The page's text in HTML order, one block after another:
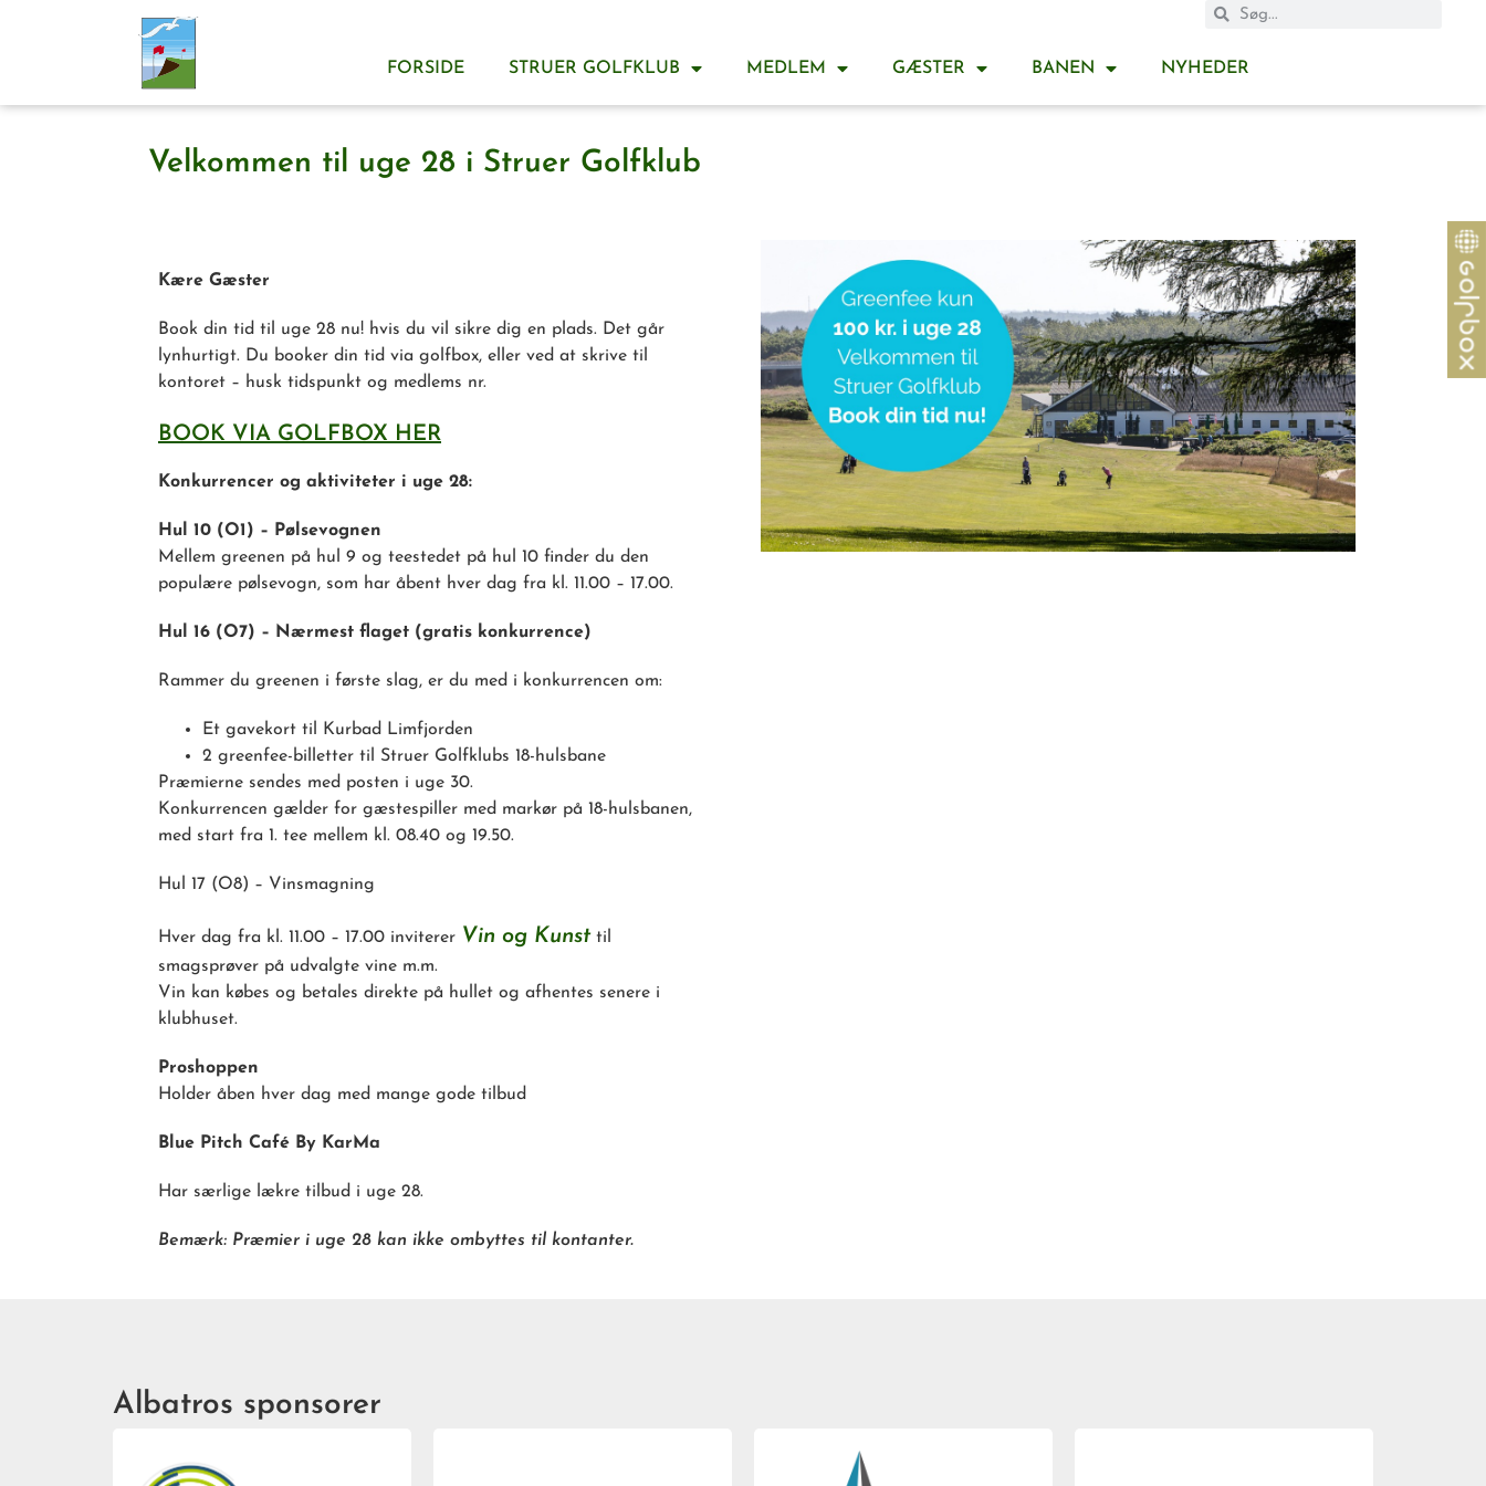
FORSIDE STRUER GOLFKLUB MEDLEM GÆSTER BANEN NYHEDER
Velkommen til uge 28 i Struer Golfklub
Kære Gæster
Book din tid til uge 28 nu! hvis du vil sikre dig en plads. Det går
lynhurtigt. Du booker din tid via golfbox, eller ved at skrive til
kontoret – husk tidspunkt og medlems nr.
BOOK VIA GOLFBOX HER
Konkurrencer og aktiviteter i uge 28:
Hul 10 (O1) – Pølsevognen
Mellem greenen på hul 9 og teestedet på hul 10 finder du den
populære pølsevogn, som har åbent hver dag fra kl. 11.00 – 17.00.
Hul 16 (O7) – Nærmest flaget (gratis konkurrence)
Rammer du greenen i første slag, er du med i konkurrencen om:
Et gavekort til Kurbad Limfjorden
2 greenfee-billetter til Struer Golfklubs 18-hulsbane
Præmierne sendes med posten i uge 30.
Konkurrencen gælder for gæstespiller med markør på 18-hulsbanen,
med start fra 1. tee mellem kl. 08.40 og 19.50.
Hul 17 (O8) – Vinsmagning
Hver dag fra kl. 11.00 – 17.00 inviterer Vin og Kunsttil
smagsprøver på udvalgte vine m.m.
Vin kan købes og betales direkte på hullet og afhentes senere i
klubhuset.
Proshoppen
Holder åben hver dag med mange gode tilbud
Blue Pitch Café By KarMa
Har særlige lækre tilbud i uge 28.
Bemærk: Præmier i uge 28 kan ikke ombyttes til kontanter.
Albatros sponsorer